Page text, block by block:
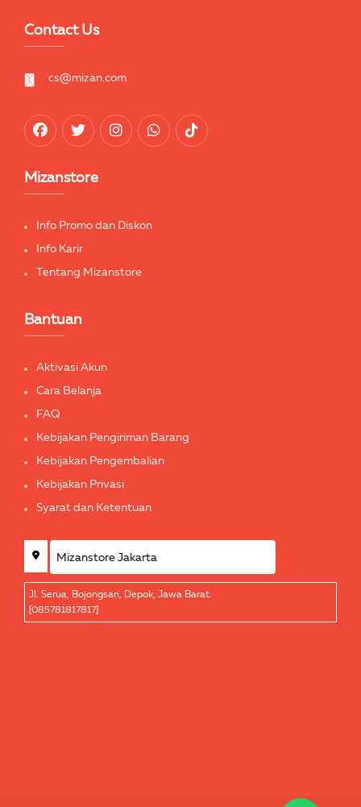
Contact Us
cs@mizan.com
Mizanstore
Info Promo dan Diskon
Info Karir
Tentang Mizanstore
Bantuan
Aktivasi Akun
Cara Belanja
FAQ
Kebijakan Pengiriman Barang
Kebijakan Pengembalian
Kebijakan Privasi
Syarat dan Ketentuan
Jl. Serua, Bojongsari, Depok, Jawa Barat.
[085781817817]